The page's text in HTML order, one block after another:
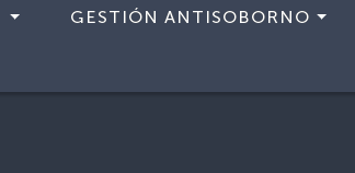
GESTIÓN ANTISOBORNO